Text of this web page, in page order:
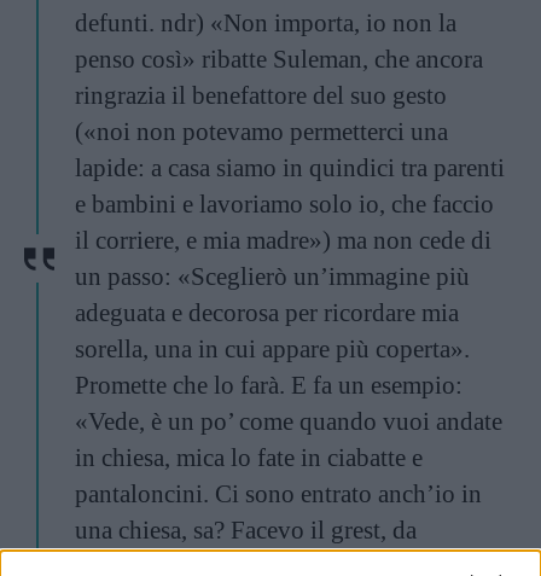
defunti. ndr) «Non importa, io non la
penso così» ribatte Suleman, che ancora
ringrazia il benefattore del suo gesto
(«noi non potevamo permetterci una
lapide: a casa siamo in quindici tra parenti
e bambini e lavoriamo solo io, che faccio
il corriere, e mia madre») ma non cede di
un passo: «Sceglierò un’immagine più
adeguata e decorosa per ricordare mia
sorella, una in cui appare più coperta».
Promette che lo farà. E fa un esempio:
«Vede, è un po’ come quando vuoi andate
in chiesa, mica lo fate in ciabatte e
pantaloncini. Ci sono entrato anch’io in
una chiesa, sa? Facevo il grest, da